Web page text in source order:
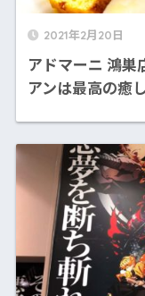
2021年2月20日
アドマーニ 鴻巣
アンは最高の癒